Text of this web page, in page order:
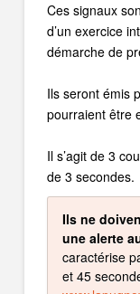
Ces signaux
d’un exercice
démarche de
Ils seront émis
pourraient être
Il s’agit de 3
de 3 secondes.
Ils ne
une alerte
caractérise
et 45